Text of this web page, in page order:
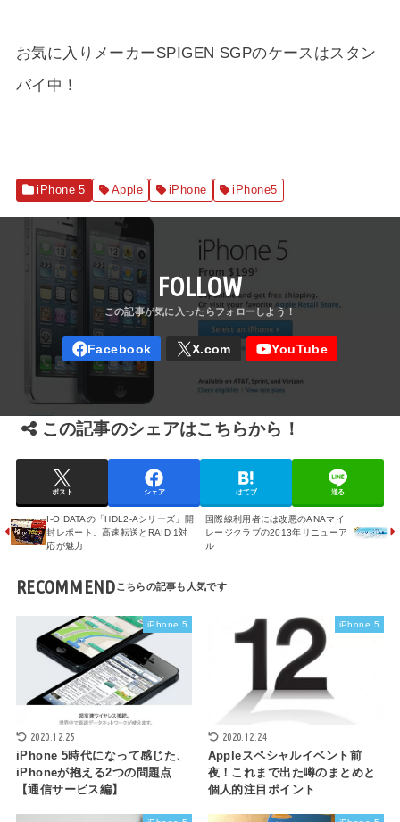
お気に入りメーカーSPIGEN SGPのケースはスタン
バイ中！
iPhone 5 Apple iPhone iPhone5
FOLLOW
この記事のシェアはこちらから！
ポスト シェア はてブ 送る
I-O DATAの「HDL2-Aシリーズ」開
封レポート。高速転送とRAID 1対
応が魅力
国際線利用者には改悪のANAマイ
レージクラブの2013年リニューア
ル
RECOMMEND
iPhone 5
2020.12.25
iPhone 5時代になって感じた、
iPhoneが抱える2つの問題点
【通信サービス編】
iPhone 5
2020.12.24
Appleスペシャルイベント前
夜！これまで出た噂のまとめと
個人的注目ポイント